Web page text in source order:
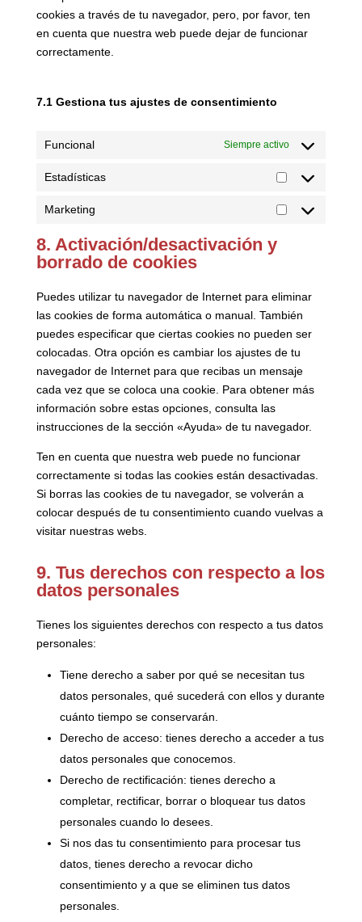
cookies a través de tu navegador, pero, por favor, ten
en cuenta que nuestra web puede dejar de funcionar
correctamente.
7.1 Gestiona tus ajustes de consentimiento
Funcional Siempre activo
Estadísticas
Estadísticas
Marketing
Marketing
8. Activación/desactivación y
borrado de cookies
Puedes utilizar tu navegador de Internet para eliminar
las cookies de forma automática o manual. También
puedes especificar que ciertas cookies no pueden ser
colocadas. Otra opción es cambiar los ajustes de tu
navegador de Internet para que recibas un mensaje
cada vez que se coloca una cookie. Para obtener más
información sobre estas opciones, consulta las
instrucciones de la sección «Ayuda» de tu navegador.
Ten en cuenta que nuestra web puede no funcionar
correctamente si todas las cookies están desactivadas.
Si borras las cookies de tu navegador, se volverán a
colocar después de tu consentimiento cuando vuelvas a
visitar nuestras webs.
9. Tus derechos con respecto a los
datos personales
Tienes los siguientes derechos con respecto a tus datos
personales:
Tiene derecho a saber por qué se necesitan tus
datos personales, qué sucederá con ellos y durante
cuánto tiempo se conservarán.
Derecho de acceso: tienes derecho a acceder a tus
datos personales que conocemos.
Derecho de rectificación: tienes derecho a
completar, rectificar, borrar o bloquear tus datos
personales cuando lo desees.
Si nos das tu consentimiento para procesar tus
datos, tienes derecho a revocar dicho
consentimiento y a que se eliminen tus datos
personales.